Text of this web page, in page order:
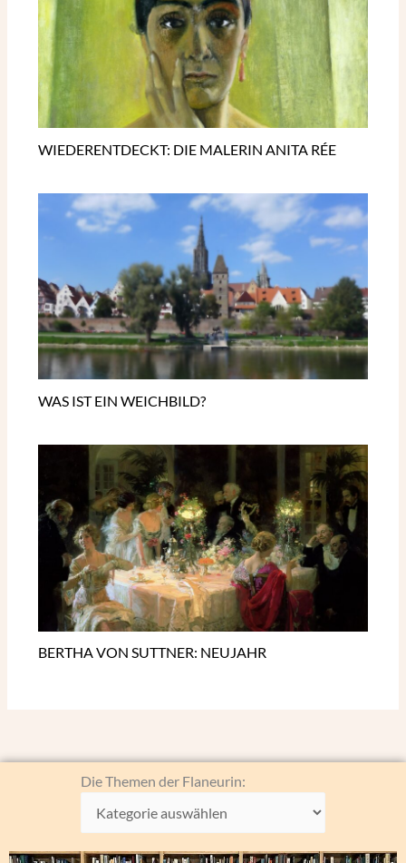
WIEDERENTDECKT: DIE MALERIN ANITA RÉE
WAS IST EIN WEICHBILD?
BERTHA VON SUTTNER: NEUJAHR
Die Themen der Flaneurin:
Die
der